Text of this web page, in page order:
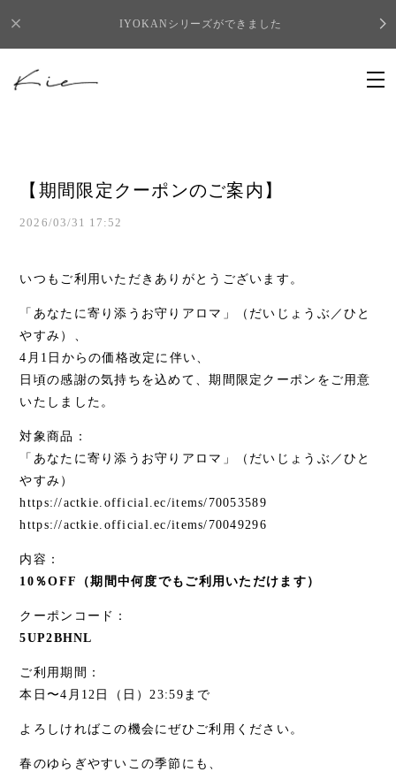
IYOKANシリーズができました
【期間限定クーポンのご案内】
2026/03/31 17:52
いつもご利用いただきありがとうございます。
「あなたに寄り添うお守りアロマ」（だいじょうぶ／ひと
やすみ）、
4月1日からの価格改定に伴い、
日頃の感謝の気持ちを込めて、期間限定クーポンをご用意
いたしました。
対象商品：
「あなたに寄り添うお守りアロマ」（だいじょうぶ／ひと
やすみ）
https://actkie.official.ec/items/70053589
https://actkie.official.ec/items/70049296
内容：
10％OFF（期間中何度でもご利用いただけます）
クーポンコード：
5UP2BHNL
ご利用期間：
本日〜4月12日（日）23:59まで
よろしければこの機会にぜひご利用ください。
春のゆらぎやすいこの季節にも、